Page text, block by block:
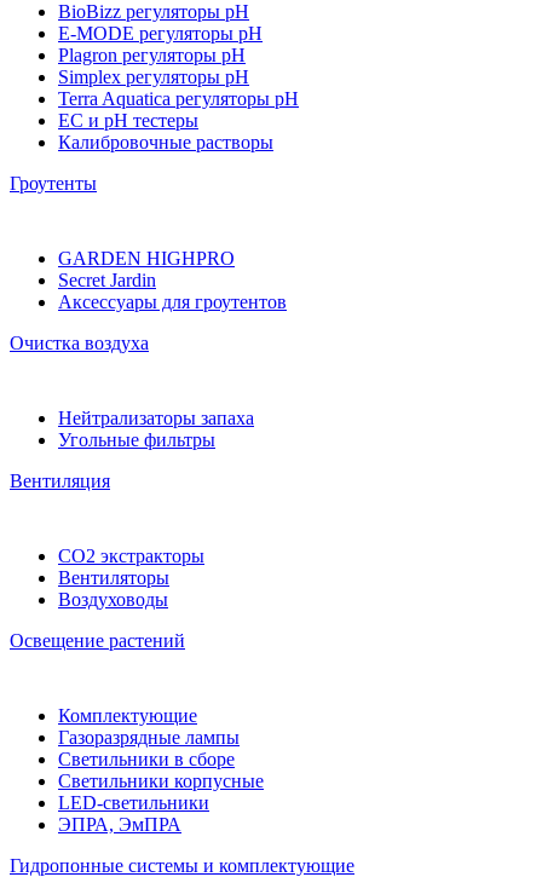
BioBizz регуляторы pH
E-MODE регуляторы pH
Plagron регуляторы pH
Simplex регуляторы pH
Terra Aquatica регуляторы pH
EC и pH тестеры
Калибровочные растворы
Гроутенты
GARDEN HIGHPRO
Secret Jardin
Аксессуары для гроутентов
Очистка воздуха
Нейтрализаторы запаха
Угольные фильтры
Вентиляция
CO2 экстракторы
Вентиляторы
Воздуховоды
Освещение растений
Комплектующие
Газоразрядные лампы
Светильники в сборе
Светильники корпусные
LED-светильники
ЭПРА, ЭмПРА
Гидропонные системы и комплектующие